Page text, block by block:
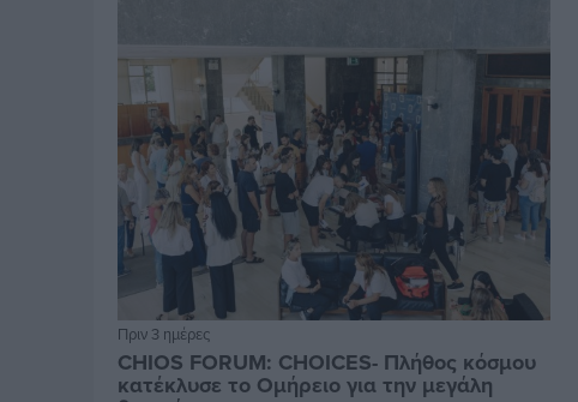
Πριν 3 ημέρες
CHIOS FORUM: CHOICES- Πλήθος κόσμου
κατέκλυσε το Ομήρειο για την μεγάλη